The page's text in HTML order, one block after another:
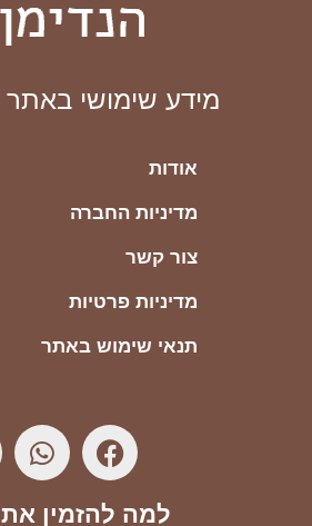
מידע שימושי באתר
אודות
מדיניות החברה
צור קשר
מדיניות פרטיות
תנאי שימוש באתר
למה להזמין את